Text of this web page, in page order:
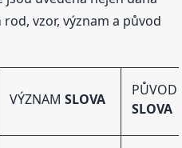
vzor, význam a původ
VÝZNAMSLOVA
PŮVOD
SLOVA